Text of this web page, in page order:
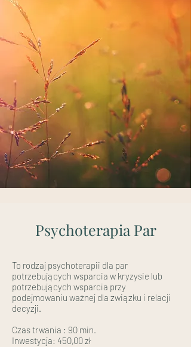
Psychoterapia Par
To rodzaj psychoterapii dla par
potrzebujących wsparcia w kryzysie lub
potrzebujących wsparcia przy
podejmowaniu ważnej dla związku i relacji
decyzji.
Czas trwania : 90 min.
Inwestycja: 450,00 zł